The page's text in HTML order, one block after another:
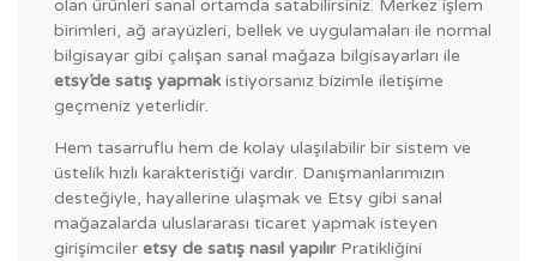
olan ürünleri sanal ortamda satabilirsiniz. Merkez işlem
birimleri, ağ arayüzleri, bellek ve uygulamaları ile normal
bilgisayar gibi çalışan sanal mağaza bilgisayarları ile
etsy’de satış yapmakistiyorsanız bizimle iletişime
geçmeniz yeterlidir.
Hem tasarruflu hem de kolay ulaşılabilir bir sistem ve
üstelik hızlı karakteristiği vardır. Danışmanlarımızın
desteğiyle, hayallerine ulaşmak ve Etsy gibi sanal
mağazalarda uluslararası ticaret yapmak isteyen
girişimciler etsy de satış nasıl yapılırPratikliğini